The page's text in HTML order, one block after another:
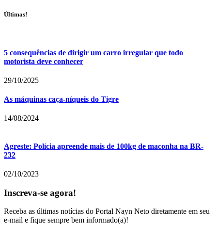
Últimas!
5 consequências de dirigir um carro irregular que todo
motorista deve conhecer
29/10/2025
As máquinas caça-níqueis do Tigre
14/08/2024
Agreste: Polícia apreende mais de 100kg de maconha na BR-
232
02/10/2023
Inscreva-se agora!
Receba as últimas notícias do Portal Nayn Neto diretamente em seu
e-mail e fique sempre bem informado(a)!